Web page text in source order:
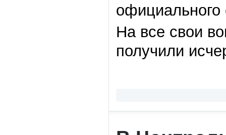
официального
На все свои
получили